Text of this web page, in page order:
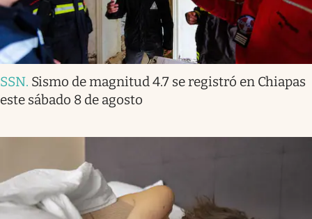
SSN. Sismo de magnitud 4.7 se registró en Chiapas
este sábado 8 de agosto